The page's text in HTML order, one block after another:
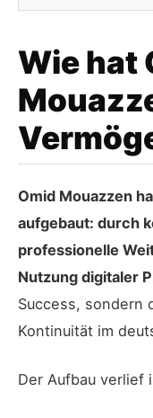
Wie hat
Omid Mouazzen
aufgebaut: durch
professionelle
Nutzung digitaler
Success, sondern
Kontinuität im
Der Aufbau verlief